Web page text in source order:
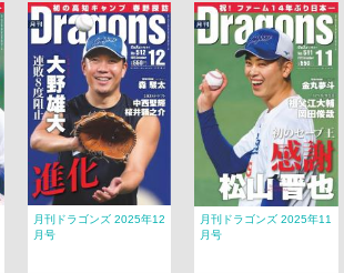
月刊ドラゴンズ 2025年12
月号
月刊ドラゴンズ 2025年11
月号